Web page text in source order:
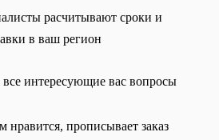
расчитывают сроки и
в ваш регион
все интересующие вас вопросы
нравится, прописывает заказ